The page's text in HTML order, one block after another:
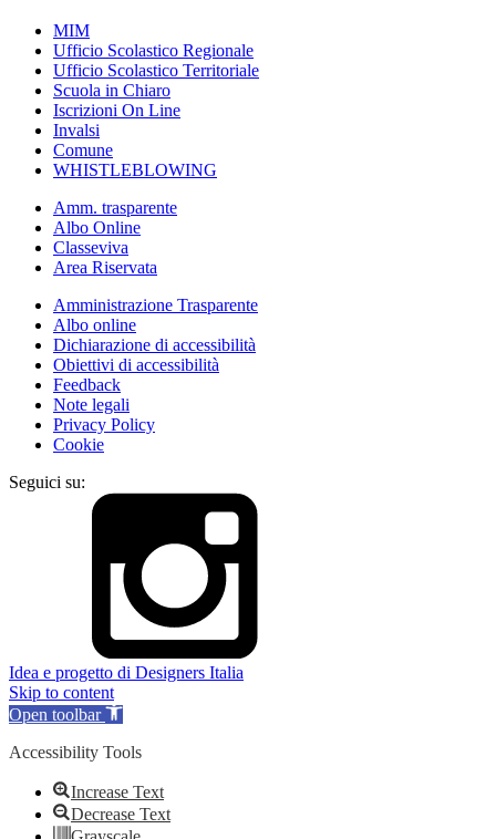
MIM
Ufficio Scolastico Regionale
Ufficio Scolastico Territoriale
Scuola in Chiaro
Iscrizioni On Line
Invalsi
Comune
WHISTLEBLOWING
Amm. trasparente
Albo Online
Classeviva
Area Riservata
Amministrazione Trasparente
Albo online
Dichiarazione di accessibilità
Obiettivi di accessibilità
Feedback
Note legali
Privacy Policy
Cookie
Seguici su:
Idea e progetto di Designers Italia
Skip to content
Open toolbar
Accessibility Tools
Increase Text
Decrease Text